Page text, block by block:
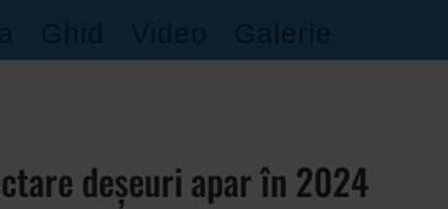
Ghid Video Galerie
deșeuri apar în 2024